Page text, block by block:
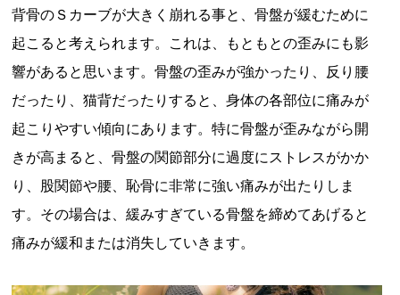
背骨のＳカーブが大きく崩れる事と、骨盤が緩むために
起こると考えられます。これは、もともとの歪みにも影
響があると思います。骨盤の歪みが強かったり、反り腰
だったり、猫背だったりすると、身体の各部位に痛みが
起こりやすい傾向にあります。特に骨盤が歪みながら開
きが高まると、骨盤の関節部分に過度にストレスがかか
り、股関節や腰、恥骨に非常に強い痛みが出たりしま
す。その場合は、緩みすぎている骨盤を締めてあげると
痛みが緩和または消失していきます。